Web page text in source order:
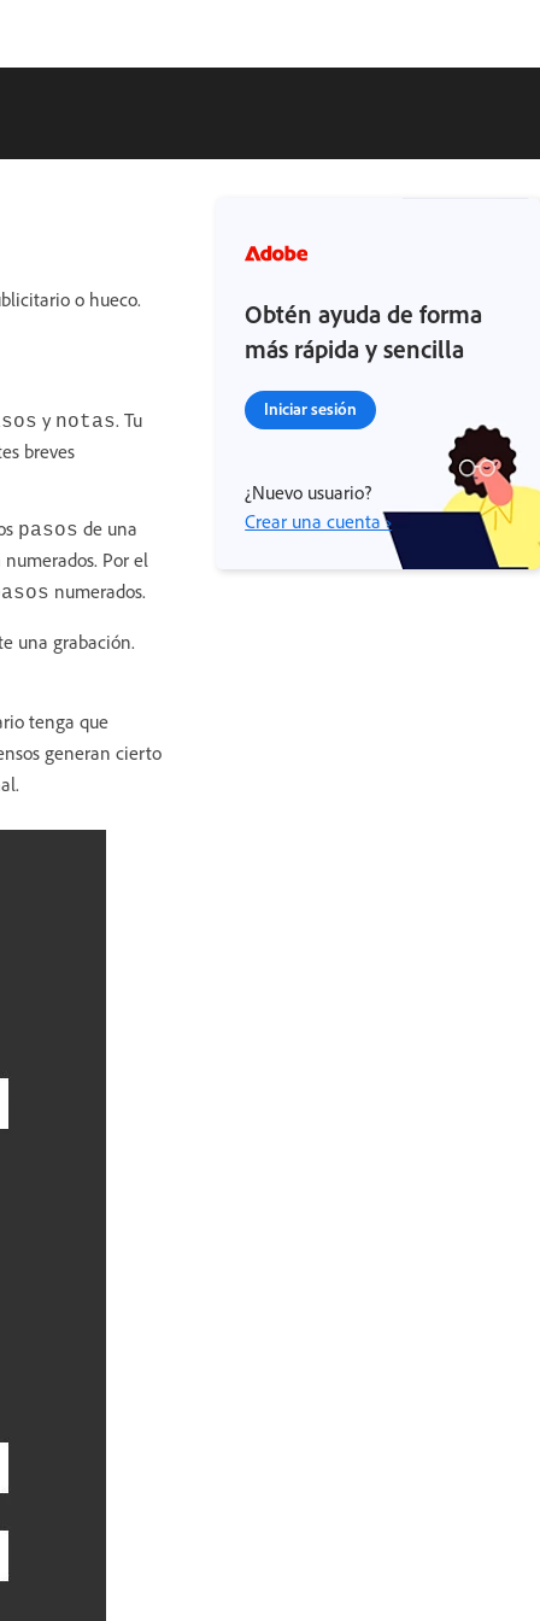
o hueco.
y notas. Tu
breves
pasos de una
numerados. Por el
numerados.
una grabación.
tenga que
generan cierto
Obtén ayuda de forma
más rápida y sencilla
Iniciar sesión
¿Nuevo usuario?
Crear una cuenta ›